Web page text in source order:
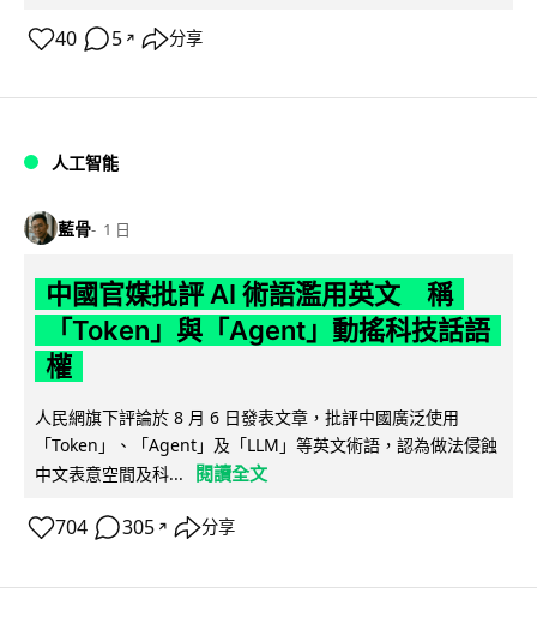
40 5 ↗ 分享
人工智能
藍骨 1 日
中國官媒批評 AI 術語濫用英文 稱
「Token」與「Agent」動搖科技話語
權
人民網旗下評論於 8 月 6 日發表文章，批評中國廣泛使用
「Token」、「Agent」及「LLM」等英文術語，認為做法侵蝕
中文表意空間及科...
閱讀全文
704 305 ↗ 分享